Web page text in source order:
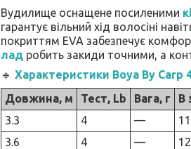
Вудилище оснащене посиленими
гарантує вільний хід волосіні
покриттям EVA забезпечує
лад робить закиди точними, а
🔹 Характеристики Boya By Carp
Довжина, м
Тест, Lb Вага, г
В
3.3
4 —
3.6
4 —